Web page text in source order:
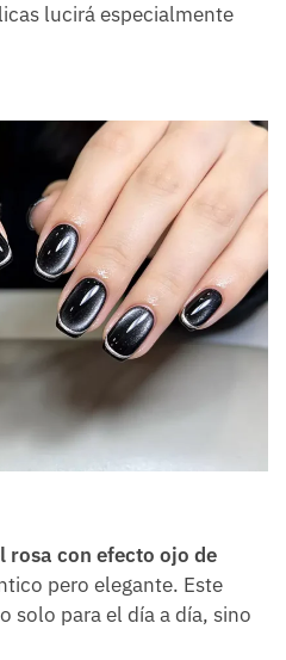
lucirá especialmente
rosa con efecto ojo de
pero elegante. Este
solo para el día a día, sino